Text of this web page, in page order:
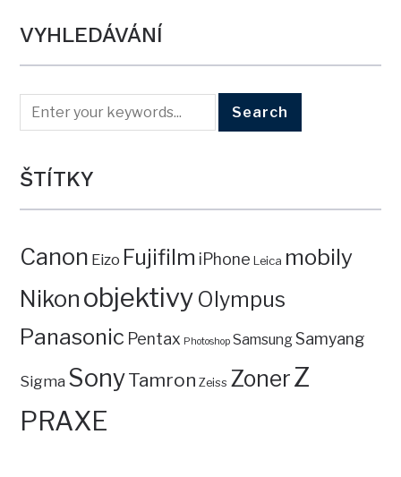
VYHLEDÁVÁNÍ
ŠTÍTKY
Canon Eizo Fujifilm iPhone Leica mobily
Nikon objektivy Olympus
Panasonic Pentax Photoshop SamsungSamyang
Sigma SonyTamron Zeiss ZonerZ
PRAXE